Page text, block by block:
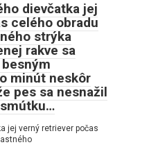
dievčatka jej
celého obradu
strýka
rakve sa
minút neskôr
pes sa nesnažil
jej verný retriever počas